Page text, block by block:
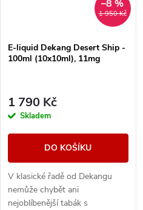
1 950 Kč
–8 %
E-liquid Dekang Desert Ship -
100ml (10x10ml), 11mg
1 790 Kč
Skladem
DO KOŠÍKU
V klasické řadě od Dekangu
nemůže chybět ani
nejoblíbenější tabák s